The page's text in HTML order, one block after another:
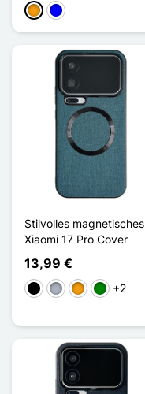
Orange
Blau
Stilvolles magnetisches
Xiaomi 17 Pro Cover
13,99 €
Schwarz
GrauOrange
Grün+2